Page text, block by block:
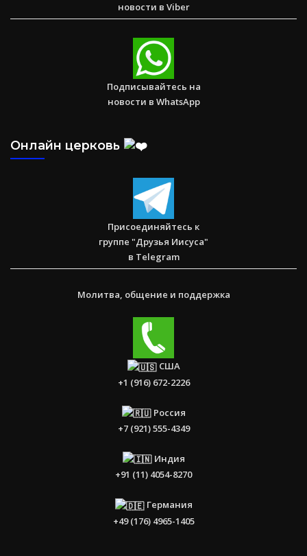
Любить тех, кого все отвергли — Стэн и Лана — Илья
новости в Viber
Подписывайтесь на
новости в WhatsApp
Онлайн церковь
Присоединяйтесь к
группе "Друзья Иисуса"
в Telegram
Молитва, общение и поддержка
США
+1 (916) 672-2226
Россия
+7 (921) 555-4349
Индия
+91 (11) 4054-8270
Германия
+49 (176) 4965-1405